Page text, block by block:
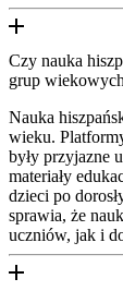
Czy nauka
grup
Nauka
wieku.
były przyjazne
materiały
dzieci po
sprawia, że
uczniów, jak i